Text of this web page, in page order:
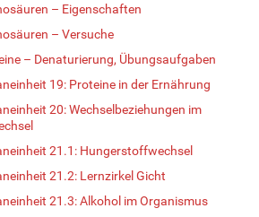
– Eigenschaften
– Versuche
– Denaturierung, Übungsaufgaben
19: Proteine in der Ernährung
20: Wechselbeziehungen im
21.1: Hungerstoffwechsel
21.2: Lernzirkel Gicht
21.3: Alkohol im Organismus